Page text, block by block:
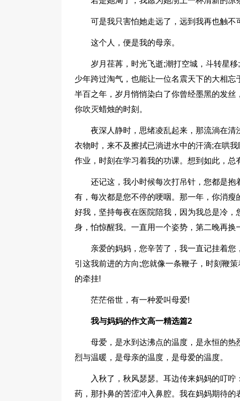
可是我只害怕她走远了，远到我再也触不
这个人，便是我的母亲。
岁月荏苒，时光飞逝;潮打空城，斗转星
少年跨过淘气，也能让一位名震天下的大相
半百之年，岁月悄悄染白了你曾经墨黑的发
你吹灭蜡烛的时刻。
夜深人静时，思绪凌乱起来，那流淌在
衣物时，来不及擦拭已淌进水中的汗滴;在哄
作业，时刻在学习着我的功课。想到如此，总
还记这，我小时候每次打吊针，您都是
有，每次都是您不停的哽咽。那一年，你消
好我，坚持每夜在医院陪我，因为我总是冷
身，怕惊醒我。一直用一个姿势，第二晚再换
亲爱的妈妈，您辛苦了，我一直记挂着
引这我前进的方向;您就像一条鞭子，时刻鞭
的牵挂!
茫茫俗世，有一种爱叫母爱!
我与妈妈的作文高一精选篇2
母爱，是水到达沸点的温度，是永恒的
烈与温暖，是母亲的温度，是母爱的温度。
入秋了，秋风瑟瑟。耳边传来妈妈的叮咛
药，那扑鼻的苦涩冲入鼻腔。我在妈妈期待